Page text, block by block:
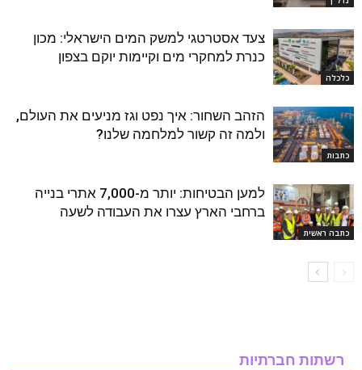
כלכלה
צעד אסטרטגי למשק המים הישראלי: מכון
כנרת למחקרי מים וקיימות יוקם בצפון
כתבות
הזהב השחור: איך נפט וגז מניעים את העולם,
ולמה זה קשור למלחמה שלנו?
כתבה ראשית
למען הבטיחות: יותר מ-7,000 אתרי בנייה
ברחבי הארץ עצרו את העבודה לשעה
רשתות חברתיות